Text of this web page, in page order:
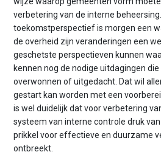
verbetering van de interne
toekomstperspectief is morgen een
de overheid zijn veranderingen een
geschetste perspectieven kunnen
kennen nog de nodige uitdagingen
overwonnen of uitgedacht. Dat wil
gestart kan worden met een
is wel duidelijk dat voor verbetering
systeem van interne controle druk
prikkel voor effectieve en duurzame
ontbreekt.